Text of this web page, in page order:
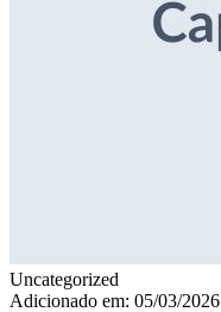
Uncategorized
Adicionado em: 05/03/2026